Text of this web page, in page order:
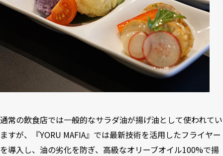
通常の飲食店では一般的なサラダ油が揚げ油として使われてい
ますが、『YORU MAFIA』では最新技術を活用したフライヤー
を導入し、油の劣化を防ぎ、高級なオリーブオイル100%で揚